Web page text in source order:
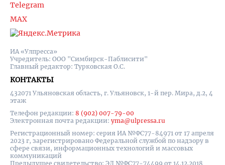
ИА «Улпресса»
Учредитель: ООО "Симбирск-Паблисити"
Главный редактор: Турковская О.С.
КОНТАКТЫ
432071 Ульяновская область, г. Ульяновск, 1-й пер. Мира, д.2, 4
этаж
Телефон редакции: 8 (902) 007-79-00
Электронная почта редакции: yma@ulpressa.ru
Регистрационный номер: серия ИА №ФС77-84971 от 17 апреля
2023 г, зарегистрировано Федеральной службой по надзору в
сфере связи, информационных технологий и массовых
коммуникаций
Предыдущее свидетельство: ЭЛ №ФС77-74499 от 14.12.2018
Telegram
MAX